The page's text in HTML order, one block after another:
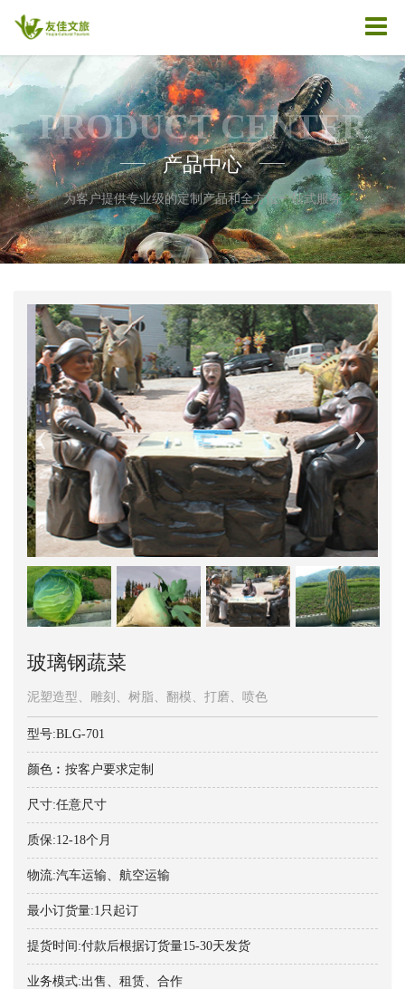
PRODUCT CENTER
—— 产品中心 ——
为客户提供专业级的定制产品和全方位一站式服务
玻璃钢蔬菜
泥塑造型、雕刻、树脂、翻模、打磨、喷色
型号:BLG-701
颜色︰按客户要求定制
尺寸:任意尺寸
质保:12-18个月
物流:汽车运输、航空运输
最小订货量:1只起订
提货时间:付款后根据订货量15-30天发货
业务模式:出售、租赁、合作